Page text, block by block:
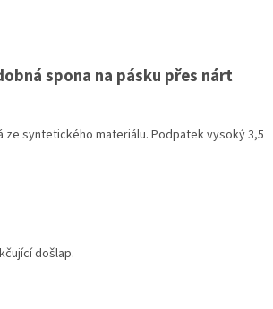
spona na pásku přes nárt
syntetického materiálu. Podpatek vysoký 3,5
došlap.